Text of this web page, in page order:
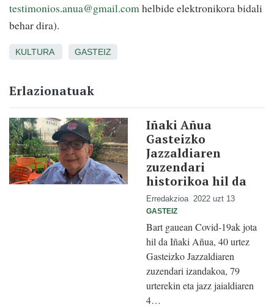
testimonios.anua@gmail.comhelbide elektronikora bidali
behar dira).
KULTURA GASTEIZ
Erlazionatuak
Iñaki Añua
Gasteizko
Jazzaldiaren
zuzendari
historikoa hil da
Erredakzioa 2022 uzt 13
GASTEIZ
Bart gauean Covid-19ak jota
hil da Iñaki Añua, 40 urtez
Gasteizko Jazzaldiaren
zuzendari izandakoa, 79
urterekin eta jazz jaialdiaren
4…